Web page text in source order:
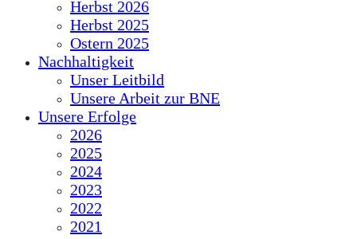
Herbst 2026
Herbst 2025
Ostern 2025
Nachhaltigkeit
Unser Leitbild
Unsere Arbeit zur BNE
Unsere Erfolge
2026
2025
2024
2023
2022
2021